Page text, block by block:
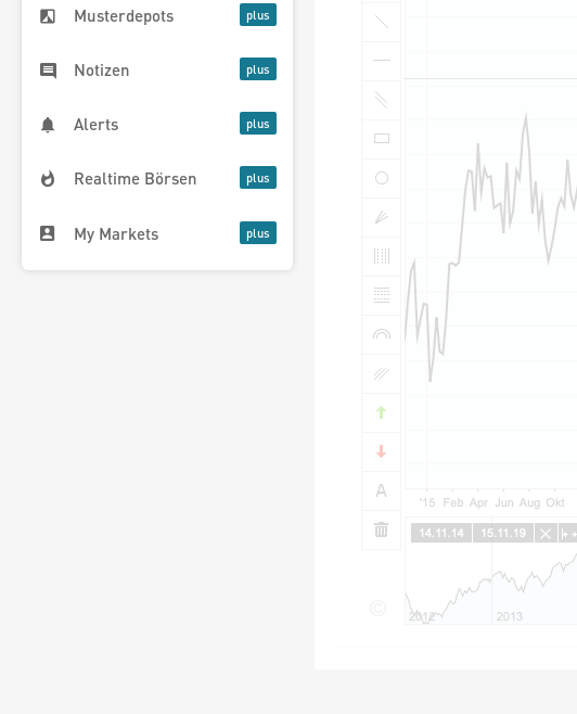
Musterdepots
Notizen
Alerts
Realtime Börsen
My Markets